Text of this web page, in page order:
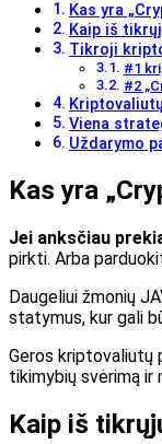
Kas yra
Kaip iš
Tikroji
#1
#2
Viena
Uždarymo
Kas yra
Jei anksčiau
pirkti. Arba
Daugeliui žmonių
statymus, kur gali
Geros kriptovaliutų
tikimybių svėrimą ir
Kaip iš